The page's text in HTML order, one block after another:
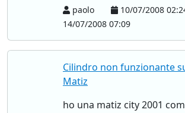
paolo
10/07/2008
14/07/2008 07:09
Cilindro non funzionante
Matiz
ho una matiz city 2001